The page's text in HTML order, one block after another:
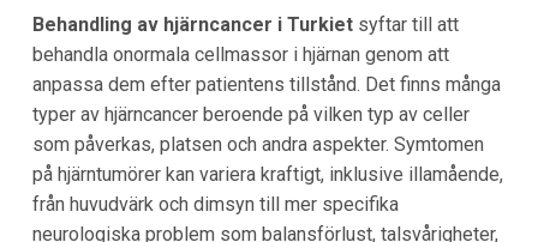
Behandling av hjärncancer i Turkietsyftar till att
behandla onormala cellmassor i hjärnan genom att
anpassa dem efter patientens tillstånd. Det finns många
typer av hjärncancer beroende på vilken typ av celler
som påverkas, platsen och andra aspekter. Symtomen
på hjärntumörer kan variera kraftigt, inklusive illamående,
från huvudvärk och dimsyn till mer specifika
neurologiska problem som balansförlust, talsvårigheter,